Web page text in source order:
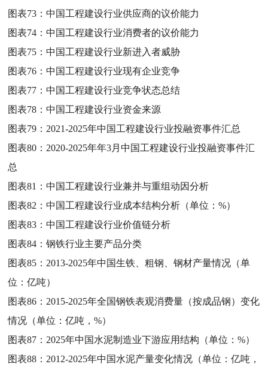
图表73：中国工程建设行业供应商的议价能力
图表74：中国工程建设行业消费者的议价能力
图表75：中国工程建设行业新进入者威胁
图表76：中国工程建设行业现有企业竞争
图表77：中国工程建设行业竞争状态总结
图表78：中国工程建设行业资金来源
图表79： 2021-2025年中国工程建设行业投融资事件汇总
图表80： 2020-2025年年3月中国工程建设行业投融资事件汇
总
图表81：中国工程建设行业兼并与重组动因分析
图表82：中国工程建设行业成本结构分析（单位：%）
图表83：中国工程建设行业价值链分析
图表84：钢铁行业主要产品分类
图表85： 2013-2025年中国生铁、粗钢、钢材产量情况（单
位：亿吨）
图表86： 2015-2025年全国钢铁表观消费量（按成品钢）变化
情况（单位：亿吨，%）
图表87： 2025年中国水泥制造业下游应用结构（单位：%）
图表88： 2012-2025年中国水泥产量变化情况（单位：亿吨，